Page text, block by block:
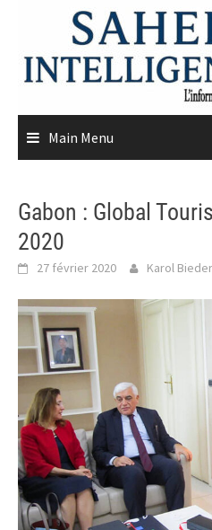
content
Main Menu
Gabon : Global
2020
27 février 2020 Karol